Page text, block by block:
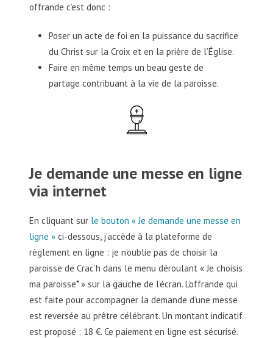
offrande c’est donc :
Poser un acte de foi en la puissance du sacrifice
du Christ sur la Croix et en la prière de l’Église.
Faire en même temps un beau geste de
partage contribuant à la vie de la paroisse.
Je demande une messe en ligne
via internet
En cliquant sur le bouton « Je demande une messe en
ligne » ci-dessous, j’accède à la plateforme de
règlement en ligne : je n’oublie pas de choisir la
paroisse de Crac’h dans le menu déroulant « Je choisis
ma paroisse* » sur la gauche de l’écran. L’offrande qui
est faite pour accompagner la demande d’une messe
est reversée au prêtre célébrant. Un montant indicatif
est proposé : 18 €. Ce paiement en ligne est sécurisé.